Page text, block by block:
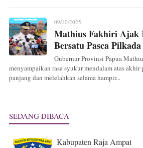
09/10/2025
Mathius Fakhiri Ajak
Bersatu Pasca
Gubernur Provinsi Papua
menyampaikan rasa syukur mendalam atas akhir
panjang dan melelahkan selama hampir...
SEDANG DIBACA
Kabupaten Raja Ampat